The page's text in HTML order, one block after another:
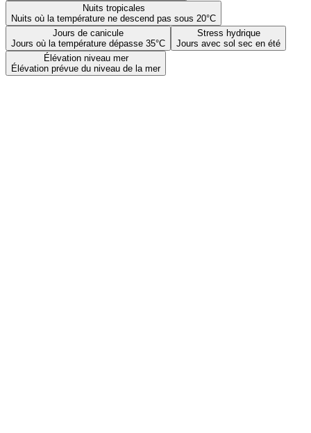
Nuits tropicales
Nuits où la température ne descend pas sous 20°C
Jours de canicule
Jours où la température dépasse 35°C
Stress hydrique
Jours avec sol sec en été
Élévation niveau mer
Élévation prévue du niveau de la mer